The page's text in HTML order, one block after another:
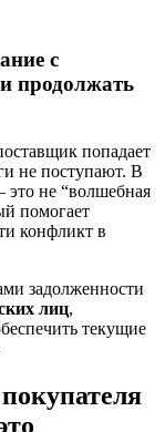
с
продолжать
попадает
не поступают. В
не “волшебная
помогает
конфликт в
задолженности
лиц,
текущие